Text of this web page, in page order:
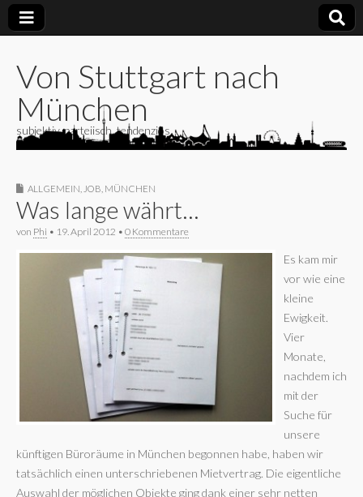
Von Stuttgart nach
München
subjektiv, parteiisch, tendenziös
ALLGEMEIN JOB MÜNCHEN
Was lange währt…
von Phi • 19. April 2012 • 0 Kommentare
Es kam mir
vor wie eine
kleine
Ewigkeit.
Vier
Monate,
nachdem ich
mit der
Suche für
unsere
künftigen Büroräume in München begonnen habe, haben wir
tatsächlich einen unterschriebenen Mietvertrag. Die eigentliche
Auswahl der möglichen Objekte ging dank einer sehr netten